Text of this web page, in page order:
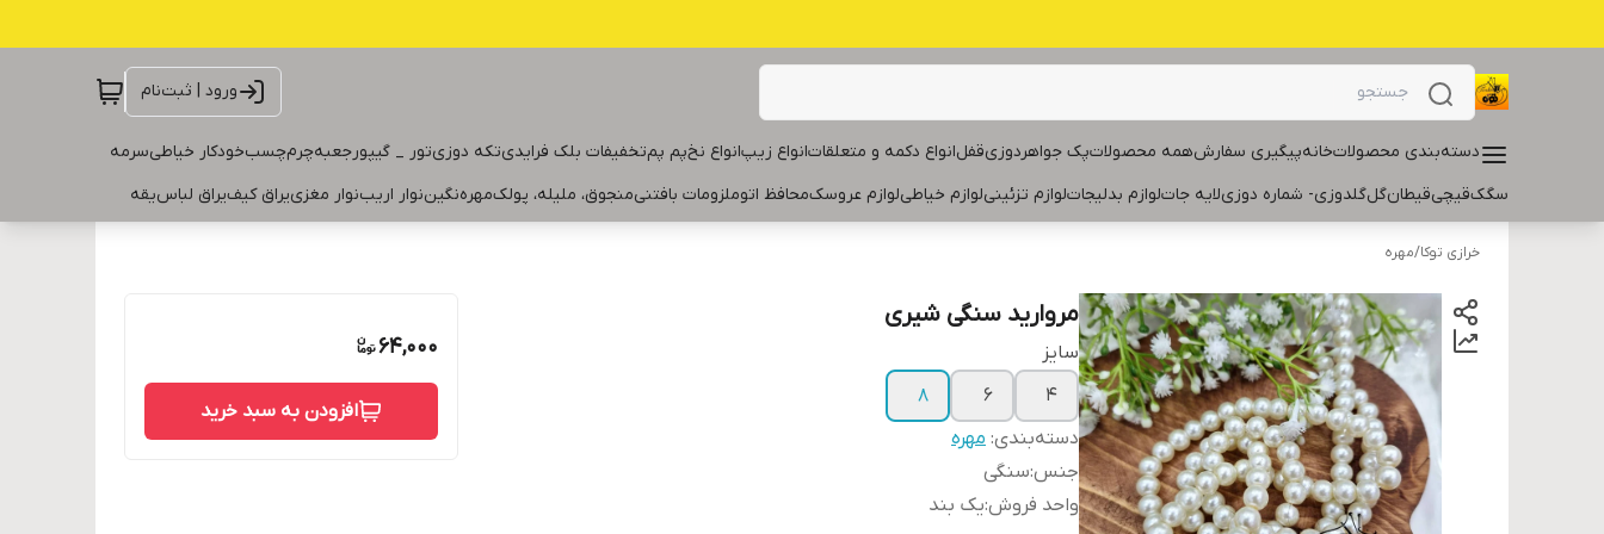
ورود | ثبت‌نام
دسته‌بندی محصولاتخانهپیگیری سفارشهمه محصولاتپک جواهردوزیقفلانواع دکمه و متعلقاتانواع زیپانواع نخپم پمتخفیفات بلک فرایدیتکه دوزیتور _ گیپورجعبهچرمچسبخودکار خیاطیسرمه
سگکقیچیقیطانگلگلدوزی- شماره دوزیلایه جاتلوازم بدلیجاتلوازم تزئینیلوازم خیاطیلوازم عروسکمحافظ اتوملزومات بافتنیمنجوق، ملیله، پولکمهرهنگیننوار اریبنوار مغزییراق کیفیراق لباسیقه
خرازی توکا/مهره
مروارید سنگی شیری
سایز
۴
۶
۸
دسته‌بندی: مهره
جنس:سنگی
واحد فروش:یک بند
64,000
افزودن به سبد خرید